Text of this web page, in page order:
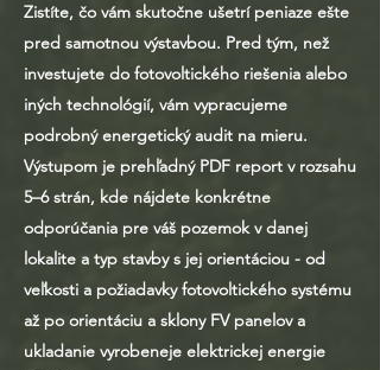
Zistíte, čo vám skutočne ušetrí peniaze ešte
pred samotnou výstavbou. Pred tým, než
investujete do fotovoltického riešenia alebo
iných technológií, vám vypracujeme
podrobný energetický audit na mieru.
Výstupom je prehľadný PDF report v rozsahu
5–6 strán, kde nájdete konkrétne
odporúčania pre váš pozemok v danej
lokalite a typ stavby s jej orientáciou - od
veľkosti a požiadavky fotovoltického systému
až po orientáciu a sklony FV panelov a
ukladanie vyrobeneje elektrickej energie